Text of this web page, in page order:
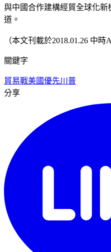
與中國合作建構經貿全球化
道。
（本文刊載於2018.01.26 中時
關鍵字
貿易戰美國優先川普
分享